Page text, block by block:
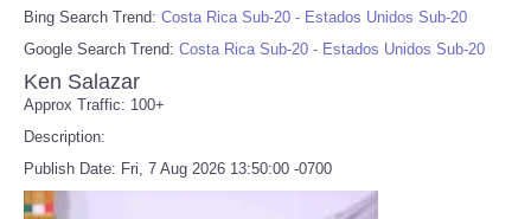
Bing Search Trend: Costa Rica Sub-20 - Estados Unidos Sub-20
Google Search Trend: Costa Rica Sub-20 - Estados Unidos Sub-20
Ken Salazar
Approx Traffic: 100+
Description:
Publish Date: Fri, 7 Aug 2026 13:50:00 -0700